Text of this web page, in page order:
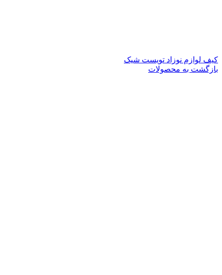
کیف لوازم نوزاد تویست شیک
بازگشت به محصولات